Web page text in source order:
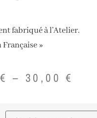
fabriqué à l’Atelier.
»
€ – 30,00€